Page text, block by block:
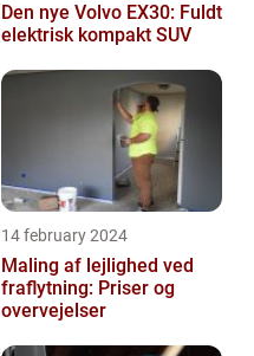
Den nye Volvo EX30: Fuldt
elektrisk kompakt SUV
14 february 2024
Maling af lejlighed ved
fraflytning: Priser og
overvejelser